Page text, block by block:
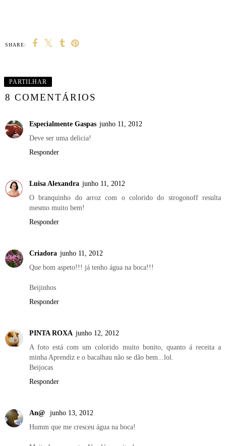
SHARE:
PARTILHAR
8 COMENTÁRIOS
Especialmente Gaspas junho 11, 2012
Deve ser uma delicia!
Responder
Luisa Alexandra junho 11, 2012
O branquinho do arroz com o colorido do strogonoff resulta
mesmo muito bem!
Responder
Criadora junho 11, 2012
Que bom aspeto!!! já tenho água na boca!!!
Beijinhos
Responder
PINTA ROXA junho 12, 2012
A foto está com um colorido muito bonito, quanto á receita a
minha Aprendiz e o bacalhau não se dão bem...lol.
Beijocas
Responder
An@
junho 13, 2012
Humm que me cresceu água na boca!